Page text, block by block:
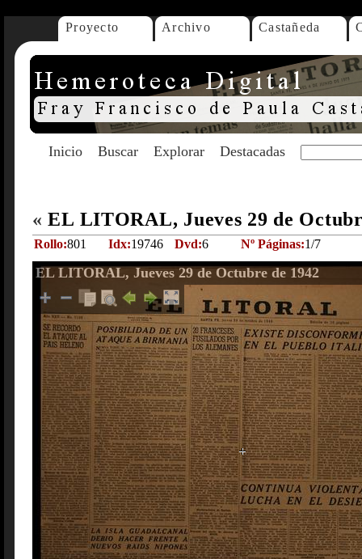
Proyecto Archivo Castañeda
Inicio Buscar Explorar Destacadas
« EL LITORAL, Jueves 29 de
Rollo:801 Idx:19746 Dvd:6 Nº Páginas:1/7
EL LITORAL, Jueves 29 de Octubre de 1942